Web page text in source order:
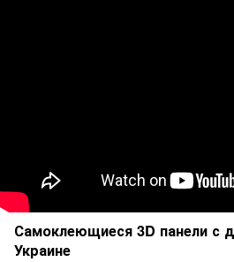
Самоклеющиеся 3D панели с
Украине